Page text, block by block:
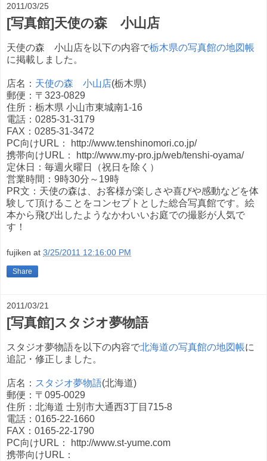
2011/03/25
[写真館]天使の森 小山店
天使の森 小山店を以下の内容で栃木県の写真館の地図帳
に掲載しました。
店名： 天使の森 小山店(栃木県)
郵便：〒323-0829
住所：栃木県 小山市東城南1-16
電話：0285-31-3179
FAX：0285-31-3472
PC向けURL： http://www.tenshinomori.co.jp/
携帯向けURL： http://www.my-pro.jp/web/tenshi-oyama/
定休日：毎週火曜日（祝日を除く）
営業時間：9時30分～19時
PR文：天使の森は、お客様が楽しさや喜びや感動などを体
験して頂けることをコンセプトとした総合写真館です。絵
本から飛び出したようなかわいいお庭での撮影が人気で
す！
fujiken at 3/25/2011 12:16:00 PM
Share
2011/03/21
[写真館]スタジオ夢物語
スタジオ夢物語を以下の内容で北海道の写真館の地図帳に
追記・修正しました。
店名： スタジオ夢物語(北海道)
郵便：〒095-0029
住所：北海道 士別市大通西3丁目715-8
電話：0165-22-1660
FAX：0165-22-1790
PC向けURL： http://www.st-yume.com
携帯向けURL：